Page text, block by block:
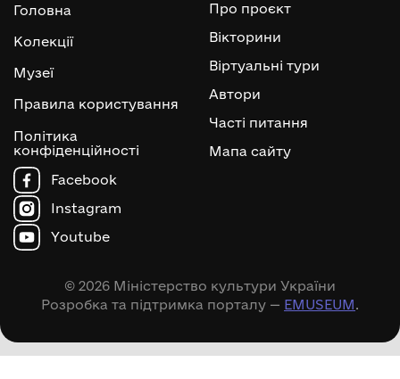
Головна
Колекції
Музеї
Правила користування
Політика
конфіденційності
Про проєкт
Вікторини
Віртуальні тури
Автори
Часті питання
Мапа сайту
Facebook
Instagram
Youtube
© 2026 Міністерство культури України
Розробка та підтримка порталу — EMUSEUM.